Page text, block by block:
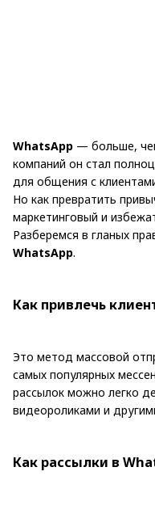
WhatsApp — больше,
компаний он стал
для общения с
Но как превратить
маркетинговый и
Разберемся в гланых
WhatsApp.
Как привлечь
Это метод массовой
самых популярных
рассылок можно легко
видеороликами и
Как рассылки в